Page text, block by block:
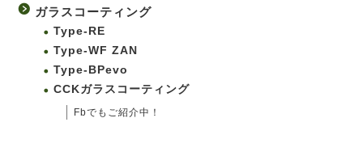
ガラスコーティング
Type-RE
Type-WF ZAN
Type-BPevo
CCKガラスコーティング
Fbでもご紹介中！